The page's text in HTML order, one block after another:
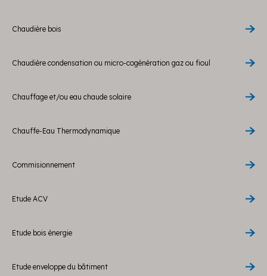
Chaudière bois
Chaudière condensation ou micro-cogénération gaz ou fioul
Chauffage et/ou eau chaude solaire
Chauffe-Eau Thermodynamique
Commisionnement
Etude ACV
Etude bois énergie
Etude enveloppe du bâtiment